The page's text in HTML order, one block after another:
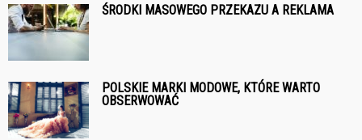
ŚRODKI MASOWEGO PRZEKAZU A REKLAMA
POLSKIE MARKI MODOWE, KTÓRE WARTO
OBSERWOWAĆ